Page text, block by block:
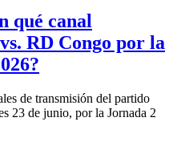
qué canal
RD Congo por la
de transmisión del partido
23 de junio, por la Jornada 2